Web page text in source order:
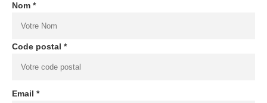
Nom *
Code postal *
Email *